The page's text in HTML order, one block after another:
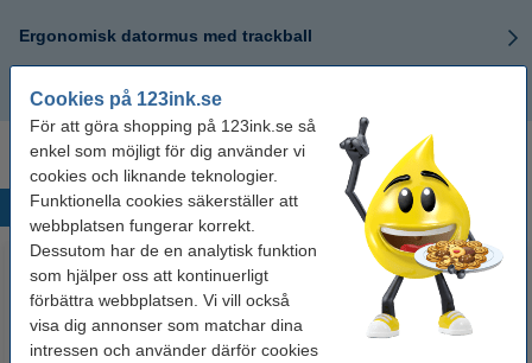
Cookies på 123ink.se
För att göra shopping på 123ink.se så
enkel som möjligt för dig använder vi
cookies och liknande teknologier.
Funktionella cookies säkerställer att
webbplatsen fungerar korrekt.
Dessutom har de en analytisk funktion
som hjälper oss att kontinuerligt
förbättra webbplatsen. Vi vill också
visa dig annonser som matchar dina
intressen och använder därför cookies
Ergonomisk datormus med trackball
Ergonomisk datormus vertikal
Populära produkter